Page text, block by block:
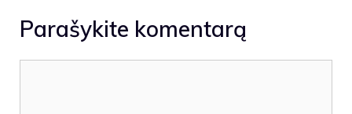
Parašykite komentarą